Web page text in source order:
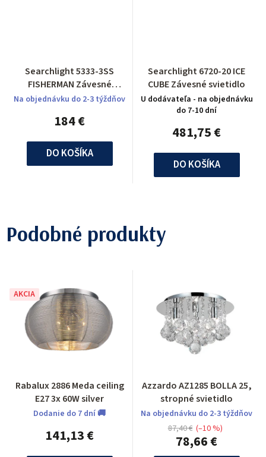
Searchlight 5333-3SS
FISHERMAN Závesné
svietidlo
Na objednávku do 2-3 týždňov
184 €
DO KOŠÍKA
Searchlight 6720-20 ICE
CUBE Závesné svietidlo
U dodávateľa - na objednávku
do 7-10 dní
481,75 €
DO KOŠÍKA
Podobné produkty
AKCIA
Rabalux 2886 Meda ceiling
E27 3x 60W silver
Dodanie do 7 dní 🚚
141,13 €
Azzardo AZ1285 BOLLA 25,
stropné svietidlo
Na objednávku do 2-3 týždňov
78,66 €
87,40 € (–10 %)